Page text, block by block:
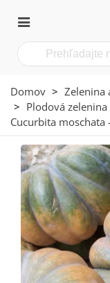
Domov > Zelenina
> Plodová zelenina
Cucurbita moschata